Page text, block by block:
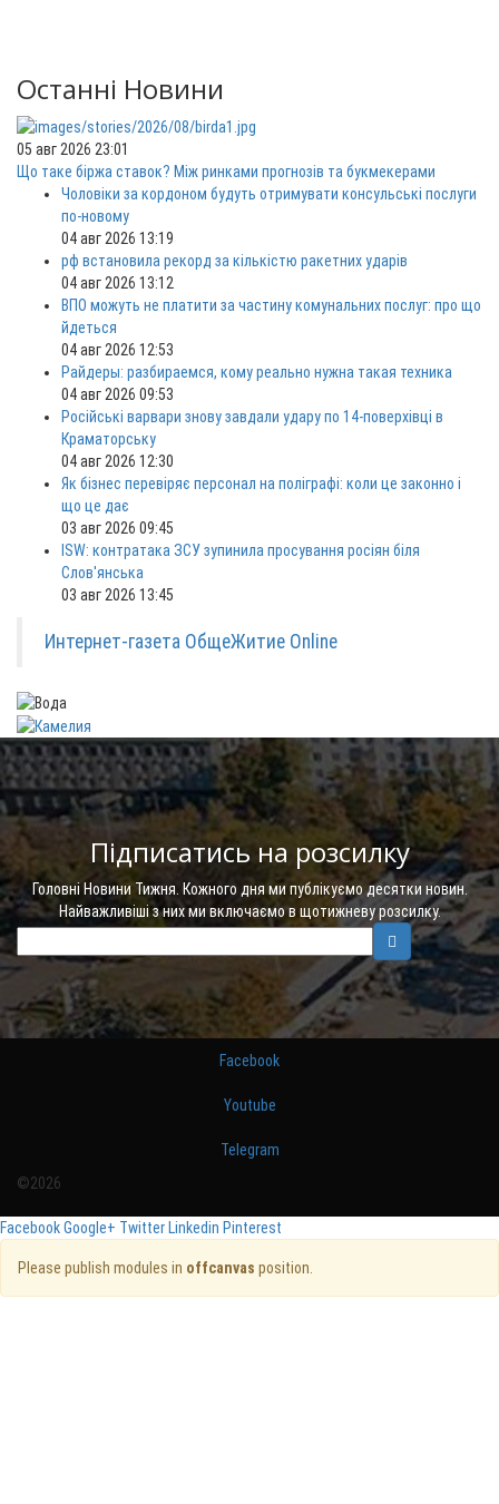
Останні Новини
05 авг 2026 23:01
Що таке біржа ставок? Між ринками прогнозів та букмекерами
Чоловіки за кордоном будуть отримувати консульські послуги
по-новому
04 авг 2026 13:19
рф встановила рекорд за кількістю ракетних ударів
04 авг 2026 13:12
ВПО можуть не платити за частину комунальних послуг: про що
йдеться
04 авг 2026 12:53
Райдеры: разбираемся, кому реально нужна такая техника
04 авг 2026 09:53
Російські варвари знову завдали удару по 14-поверхівці в
Краматорську
04 авг 2026 12:30
Як бізнес перевіряє персонал на поліграфі: коли це законно і
що це дає
03 авг 2026 09:45
ISW: контратака ЗСУ зупинила просування росіян біля
Слов'янська
03 авг 2026 13:45
Интернет-газета ОбщеЖитие Online
Підписатись на розсилку
Головні Новини Тижня. Кожного дня ми публікуємо десятки новин.
Найважливіші з них ми включаємо в щотижневу розсилку.
Facebook
Youtube
Telegram
©2026
FacebookGoogle+ Twitter Linkedin Pinterest
Please publish modules in offcanvas position.